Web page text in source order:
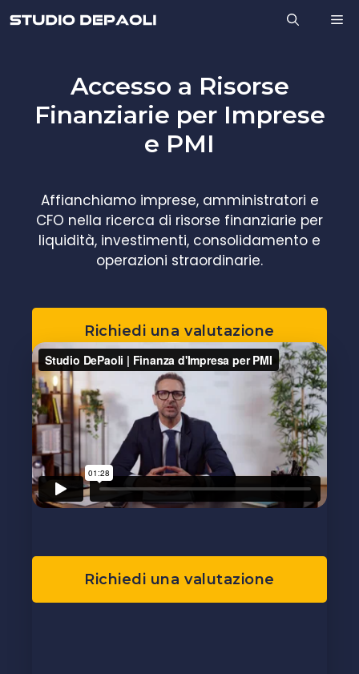
al
Accesso a Risorse
Finanziarie per Imprese
e PMI
Affianchiamo imprese, amministratori e
CFO nella ricerca di risorse finanziarie per
liquidità, investimenti, consolidamento e
operazioni straordinarie.
Richiedi una valutazione
Richiedi una valutazione